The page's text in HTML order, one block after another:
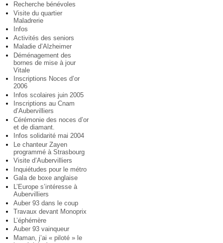
Recherche bénévoles
Visite du quartier
Maladrerie
Infos
Activités des seniors
Maladie d’Alzheimer
Déménagement des
bornes de mise à jour
Vitale
Inscriptions Noces d’or
2006
Infos scolaires juin 2005
Inscriptions au Cnam
d’Aubervilliers
Cérémonie des noces d’or
et de diamant.
Infos solidarité mai 2004
Le chanteur Zayen
programmé à Strasbourg
Visite d’Aubervilliers
Inquiétudes pour le métro
Gala de boxe anglaise
L’Europe s’intéresse à
Aubervilliers
Auber 93 dans le coup
Travaux devant Monoprix
L’éphémère
Auber 93 vainqueur
Maman, j’ai « piloté » le